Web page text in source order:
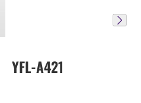
YFL-A421